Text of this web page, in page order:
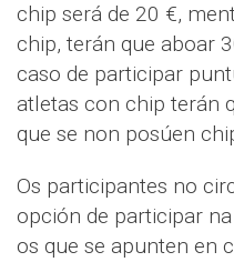
chip será de 20 €,
chip, terán que aboar
caso de participar
atletas con chip terán
que se non posúen
Os participantes no
opción de participar
os que se apunten en